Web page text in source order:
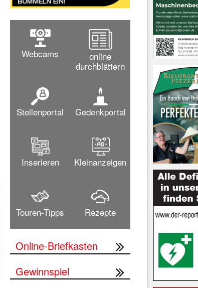
Webcams
online
durchblättern
Stellenportal Gedenkportal
Inserieren Kleinanzeigen
Touren-Tipps Rezepte
Online-Briefkasten
Gewinnspiel